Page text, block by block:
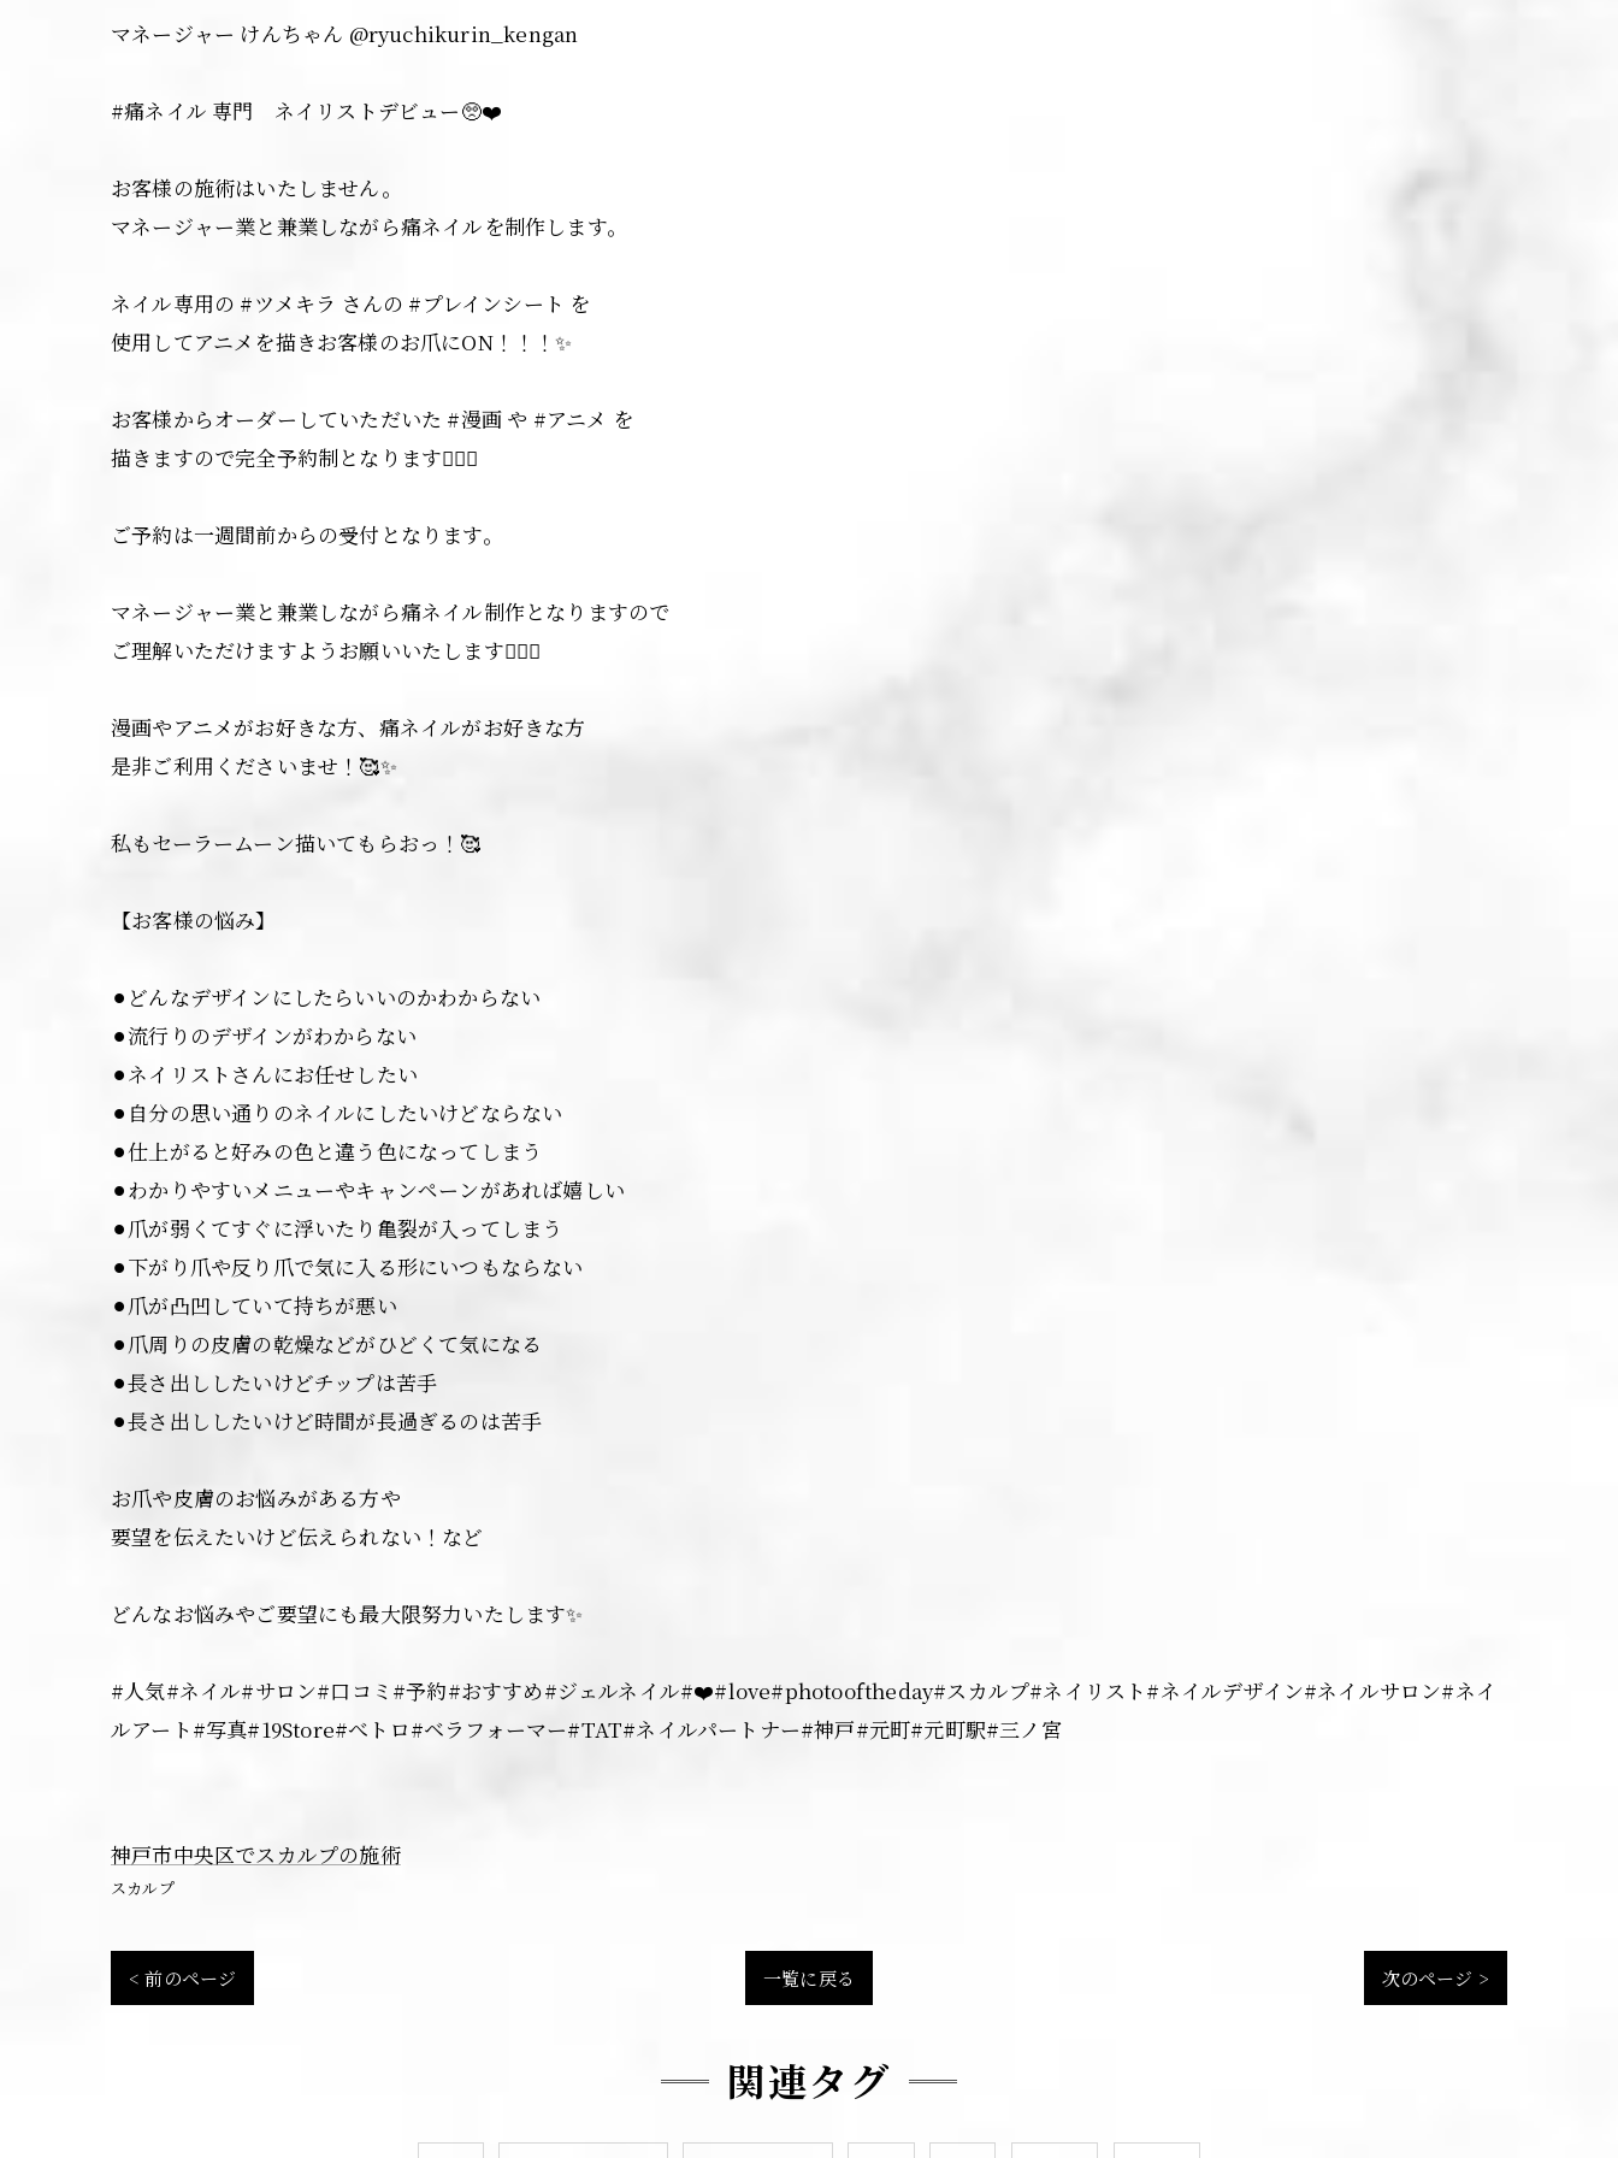
マネージャー けんちゃん @ryuchikurin_kengan
#痛ネイル 専門 ネイリストデビュー🥺❤️
お客様の施術はいたしません。
マネージャー業と兼業しながら痛ネイルを制作します。
ネイル専用の #ツメキラ さんの #プレインシート を
使用してアニメを描きお客様のお爪にON！！！✨
お客様からオーダーしていただいた #漫画 や #アニメ を
描きますので完全予約制となります🙇‍♀️✨
ご予約は一週間前からの受付となります。
マネージャー業と兼業しながら痛ネイル制作となりますので
ご理解いただけますようお願いいたします🙇‍♀️✨
漫画やアニメがお好きな方、痛ネイルがお好きな方
是非ご利用くださいませ！🥰✨
私もセーラームーン描いてもらおっ！🥰
【お客様の悩み】
⚫︎どんなデザインにしたらいいのかわからない
⚫︎流行りのデザインがわからない
⚫︎ネイリストさんにお任せしたい
⚫︎自分の思い通りのネイルにしたいけどならない
⚫︎仕上がると好みの色と違う色になってしまう
⚫︎わかりやすいメニューやキャンペーンがあれば嬉しい
⚫︎爪が弱くてすぐに浮いたり亀裂が入ってしまう
⚫︎下がり爪や反り爪で気に入る形にいつもならない
⚫︎爪が凸凹していて持ちが悪い
⚫︎爪周りの皮膚の乾燥などがひどくて気になる
⚫︎長さ出ししたいけどチップは苦手
⚫︎長さ出ししたいけど時間が長過ぎるのは苦手
お爪や皮膚のお悩みがある方や
要望を伝えたいけど伝えられない！など
どんなお悩みやご要望にも最大限努力いたします✨
#人気#ネイル#サロン#口コミ#予約#おすすめ#ジェルネイル#❤️#love#photooftheday#スカルプ#ネイリスト#ネイルデザイン#ネイルサロン#ネイ
ルアート#写真#19Store#べトロ#ベラフォーマー#TAT#ネイルパートナー#神戸#元町#元町駅#三ノ宮
神戸市中央区でスカルプの施術
スカルプ
< 前のページ 一覧に戻る 次のページ >
関連タグ